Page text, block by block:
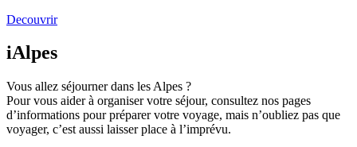
Decouvrir
iAlpes
Vous allez séjourner dans les Alpes ?
Pour vous aider à organiser votre séjour, consultez nos pages
d’informations pour préparer votre voyage, mais n’oubliez pas que
voyager, c’est aussi laisser place à l’imprévu.